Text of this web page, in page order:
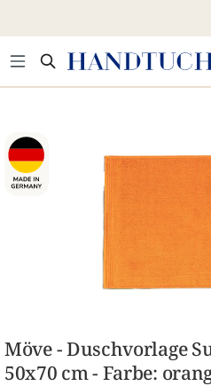
Bildergalerie überspringen
Möve - Duschvorlage
50x70 cm - Farbe: